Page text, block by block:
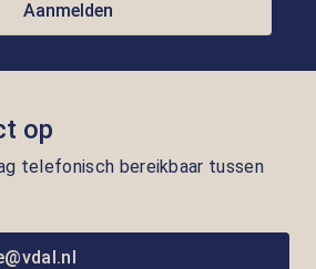
Aanmelden
op
telefonisch bereikbaar tussen